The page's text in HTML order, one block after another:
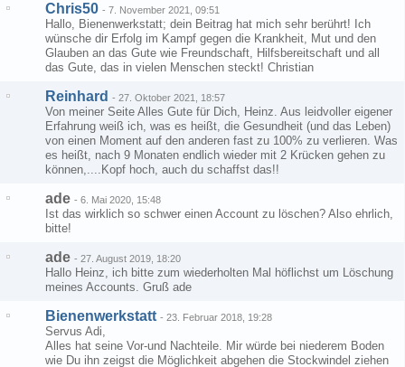
Chris50 - 7. November 2021, 09:51
Hallo, Bienenwerkstatt; dein Beitrag hat mich sehr berührt! Ich
wünsche dir Erfolg im Kampf gegen die Krankheit, Mut und den
Glauben an das Gute wie Freundschaft, Hilfsbereitschaft und all
das Gute, das in vielen Menschen steckt! Christian
Reinhard - 27. Oktober 2021, 18:57
Von meiner Seite Alles Gute für Dich, Heinz. Aus leidvoller eigener
Erfahrung weiß ich, was es heißt, die Gesundheit (und das Leben)
von einen Moment auf den anderen fast zu 100% zu verlieren. Was
es heißt, nach 9 Monaten endlich wieder mit 2 Krücken gehen zu
können,....Kopf hoch, auch du schaffst das!!
ade - 6. Mai 2020, 15:48
Ist das wirklich so schwer einen Account zu löschen? Also ehrlich,
bitte!
ade - 27. August 2019, 18:20
Hallo Heinz, ich bitte zum wiederholten Mal höflichst um Löschung
meines Accounts. Gruß ade
Bienenwerkstatt - 23. Februar 2018, 19:28
Servus Adi,
Alles hat seine Vor-und Nachteile. Mir würde bei niederem Boden
wie Du ihn zeigst die Möglichkeit abgehen die Stockwindel ziehen